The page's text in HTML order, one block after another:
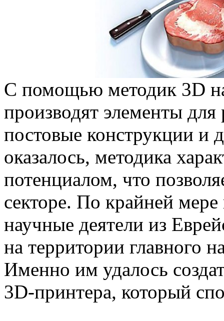
С помощью методик 3D
производят элементы
постовые конструкции и
оказалось, методика
потенциалом, что
секторе. По крайней
научные деятели из
на территории главного
Именно им удалось
3D-принтера, который